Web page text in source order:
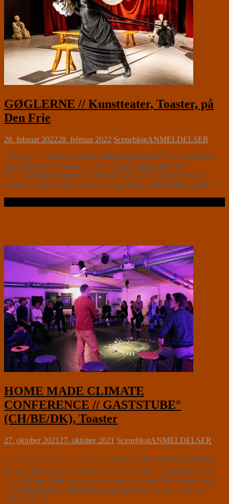
GØGLERNE // Kunstteater, Toaster, på
Den Frie
28. februar 202228. februar 2022 SceneblogANMELDELSER
”Evigheden findes i en fastfrysning af øjeblikket” Den kuraterede
gæstespilsscene Toaster har denne gang valgt at lade den
multidisciplinære kunstner Mathias Dyhr skabe en performance
installation til Den Frie, hvor Dyhr og hans projekt Kunstteater[…]
HOME MADE CLIMATE
CONFERENCE // GASTSTUBE°
(CH/BE/DK), Toaster
27. oktober 2021 27. oktober 2021 SceneblogANMELDELSER
⭐⭐⭐ Let’s talk about it. Det tværkunstneriske samarbejdsprojekt
Toaster, hvor Husets Teater og Den Frie Udstillingsbygning med
Statens Kunstfond i ryggen eksperimenterer med det performative
felts muligheder, er med deres anden premiere rykket indenfor,
nærmere[…]